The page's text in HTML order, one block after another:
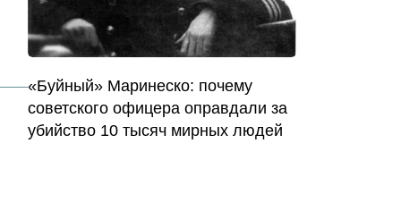
«Буйный» Маринеско: почему
советского офицера оправдали за
убийство 10 тысяч мирных людей